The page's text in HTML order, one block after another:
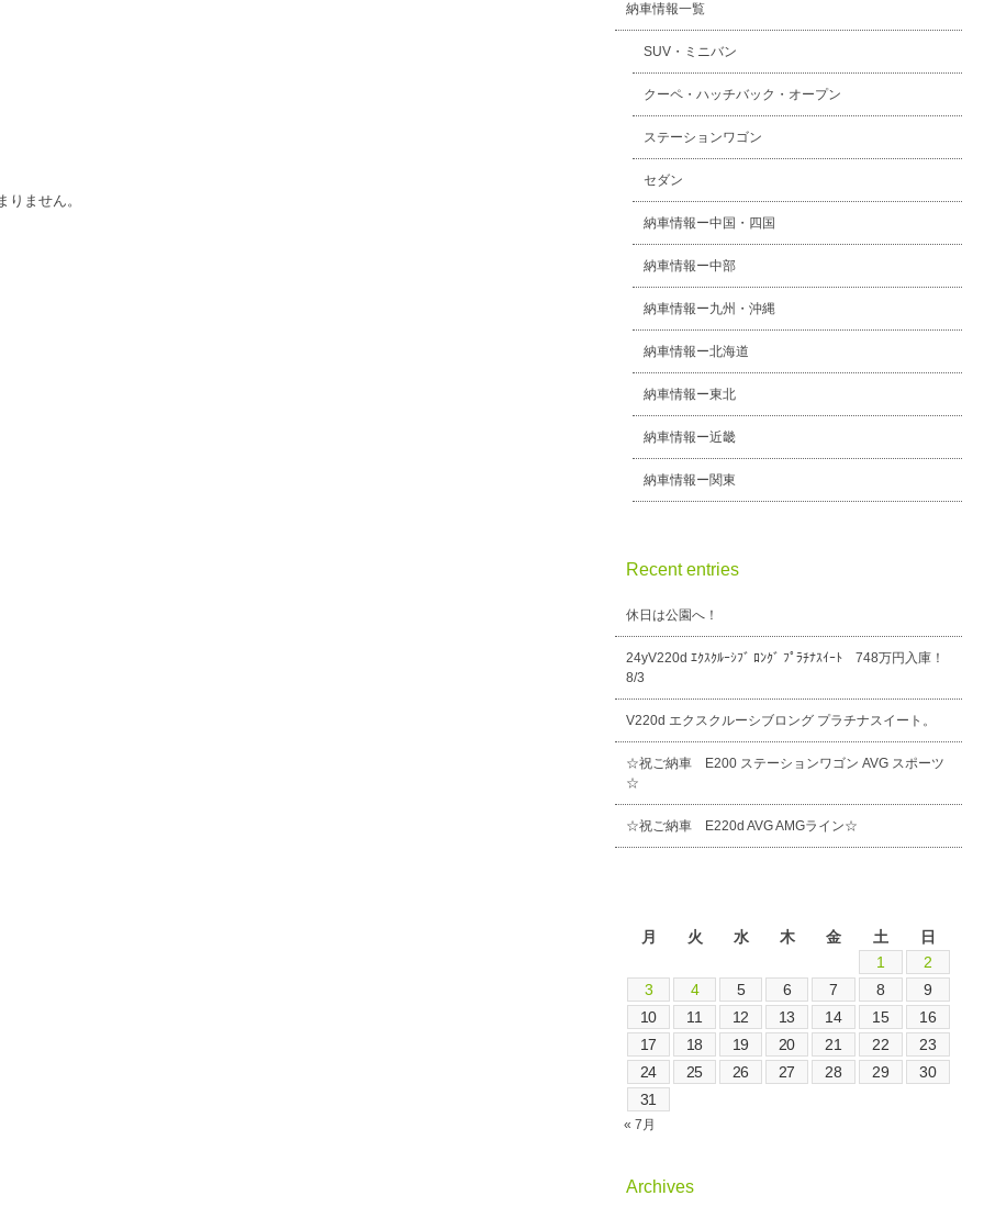
ません。
納車情報一覧
SUV・ミニバン
クーペ・ハッチバック・オープン
ステーションワゴン
セダン
納車情報ー中国・四国
納車情報ー中部
納車情報ー九州・沖縄
納車情報ー北海道
納車情報ー東北
納車情報ー近畿
納車情報ー関東
Recent entries
休日は公園へ！
24yV220d ｴｸｽｸﾙｰｼﾌﾞ ﾛﾝｸﾞ ﾌﾟﾗﾁﾅｽｲｰﾄ 748万円入庫！
8/3
V220d エクスクルーシブロング プラチナスイート。
☆祝ご納車 E200 ステーションワゴン AVG スポーツ
☆
☆祝ご納車 E220d AVG AMGライン☆
月
火 水 木 金 土
日
1
2
3
4 5 6 7 8
9
10
11 12 13 14 15
16
17
18 19 20 21 22
23
24
25 26 27 28 29
30
31
« 7月
Archives